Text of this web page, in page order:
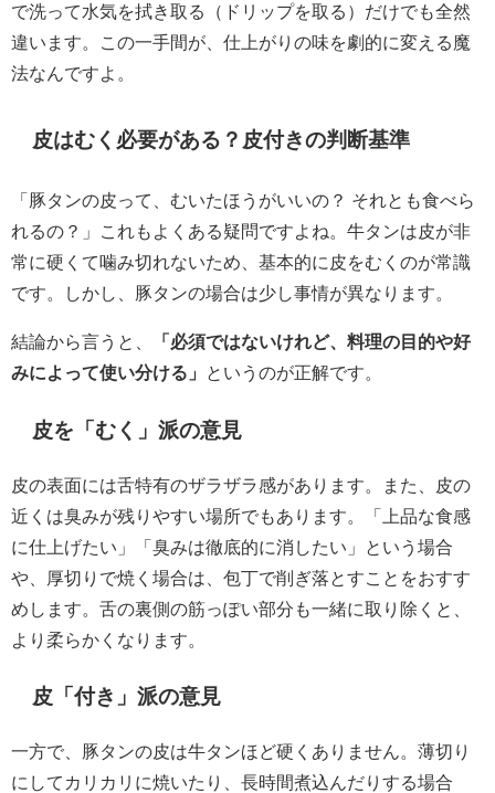
で洗って水気を拭き取る（ドリップを取る）だけでも全然
違います。この一手間が、仕上がりの味を劇的に変える魔
法なんですよ。
皮はむく必要がある？皮付きの判断基準
「豚タンの皮って、むいたほうがいいの？ それとも食べら
れるの？」これもよくある疑問ですよね。牛タンは皮が非
常に硬くて噛み切れないため、基本的に皮をむくのが常識
です。しかし、豚タンの場合は少し事情が異なります。
結論から言うと、
「必須ではないけれど、料理の目的や好
みによって使い分ける」
というのが正解です。
皮を「むく」派の意見
皮の表面には舌特有のザラザラ感があります。また、皮の
近くは臭みが残りやすい場所でもあります。「上品な食感
に仕上げたい」「臭みは徹底的に消したい」という場合
や、厚切りで焼く場合は、包丁で削ぎ落とすことをおすす
めします。舌の裏側の筋っぽい部分も一緒に取り除くと、
より柔らかくなります。
皮「付き」派の意見
一方で、豚タンの皮は牛タンほど硬くありません。薄切り
にしてカリカリに焼いたり、長時間煮込んだりする場合